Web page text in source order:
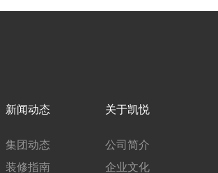
新闻动态
集团动态
装修指南
关于凯悦
公司简介
企业文化